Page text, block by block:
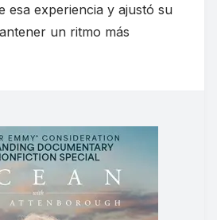
esa experiencia y ajustó su
un ritmo más